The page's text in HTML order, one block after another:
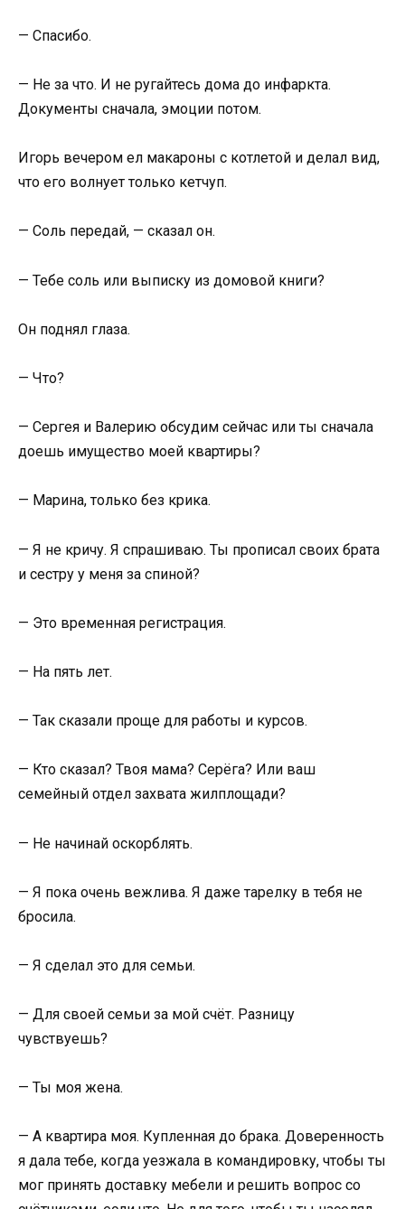
— Спасибо.
— Не за что. И не ругайтесь дома до инфаркта.
Документы сначала, эмоции потом.
Игорь вечером ел макароны с котлетой и делал вид,
что его волнует только кетчуп.
— Соль передай, — сказал он.
— Тебе соль или выписку из домовой книги?
Он поднял глаза.
— Что?
— Сергея и Валерию обсудим сейчас или ты сначала
доешь имущество моей квартиры?
— Марина, только без крика.
— Я не кричу. Я спрашиваю. Ты прописал своих брата
и сестру у меня за спиной?
— Это временная регистрация.
— На пять лет.
— Так сказали проще для работы и курсов.
— Кто сказал? Твоя мама? Серёга? Или ваш
семейный отдел захвата жилплощади?
— Не начинай оскорблять.
— Я пока очень вежлива. Я даже тарелку в тебя не
бросила.
— Я сделал это для семьи.
— Для своей семьи за мой счёт. Разницу
чувствуешь?
— Ты моя жена.
— А квартира моя. Купленная до брака. Доверенность
я дала тебе, когда уезжала в командировку, чтобы ты
мог принять доставку мебели и решить вопрос со